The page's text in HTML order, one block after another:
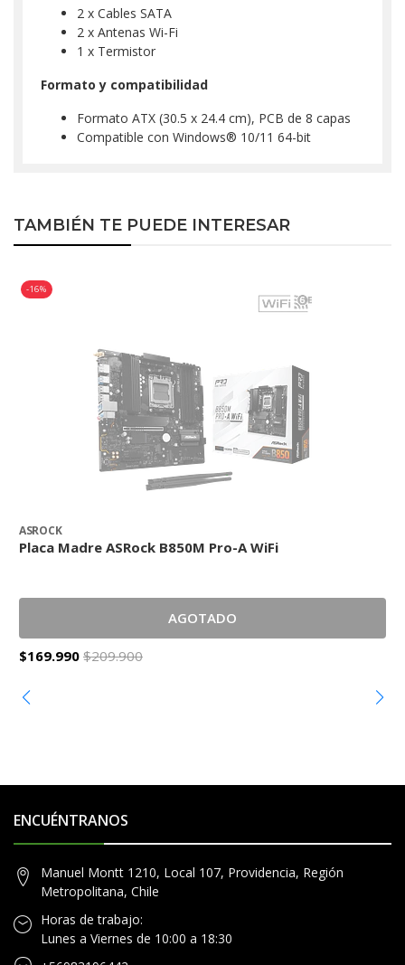
2 x Cables SATA
2 x Antenas Wi-Fi
1 x Termistor
Formato y compatibilidad
Formato ATX (30.5 x 24.4 cm), PCB de 8 capas
Compatible con Windows® 10/11 64-bit
TAMBIÉN TE PUEDE INTERESAR
-16%
ASROCK
Placa Madre ASRock B850M Pro-A WiFi
AGOTADO
$169.990 $209.900
ENCUÉNTRANOS
Manuel Montt 1210, Local 107, Providencia, Región
Metropolitana, Chile
Horas de trabajo:
Lunes a Viernes de 10:00 a 18:30